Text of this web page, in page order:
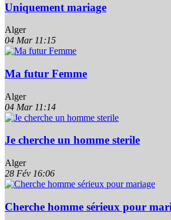
Uniquement mariage
Alger
04 Mar 11:15
Ma futur Femme
Alger
04 Mar 11:14
Je cherche un homme sterile
Alger
28 Fév 16:06
Cherche homme sérieux pour